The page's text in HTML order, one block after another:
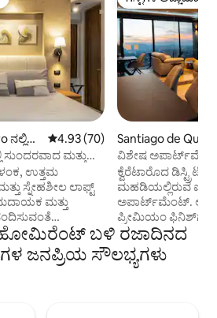
ನಲ್ಲಿ
5 ರಲ್ಲಿ 4.93 ಸರಾಸರಿ ರೇಟಿಂಗ್, 70
4.93 (70)
ಸುಂದರವಾದ ಮತ್ತು
ಉತ್ತಮ
ಸ್ನೇಹಶೀಲ ಲಾಫ್ಟ್
ಮತ್ತು
ವಾಸಿಸುತ್ತೀರಿ,
ಗೆಸ್ಟ್‌ಗಳ
Santiago de
ಪಾರ್ಟ್‌ಮಂಟ್
ವಿಶೇಷ ಅಪಾರ್ಟ್‌ಮೆಂಟ್
ಕ್ವೆರೆಟಾರೊದ
ಮಹಡಿಯಲ್ಲಿರುವ
ಅಪಾರ್ಟ್‌ಮೆಂಟ್.
ಪ್ರೀಮಿಯಂ ಫಿನಿಶ್‌ಗಳು
ಬಿಗಿಹಿಡಿಯುವ
ಚಿಂತನಶೀಲವಾಗಿ
ಜೋಡಿಗಳು, ವ್ಯವಹಾರ
ಬಳಿ ರಜಾದಿನದ
ಜನಪ್ರಿಯ ಸೌಲಭ್ಯಗಳು